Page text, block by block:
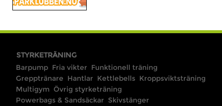
STYRKETRÄNING
Barpump Fria vikter Funktionell träning
Grepptränare Hantlar Kettlebells Kroppsviktsträning
Multigym Övrig styrketräning
Powerbags & Sandsäckar Skivstänger